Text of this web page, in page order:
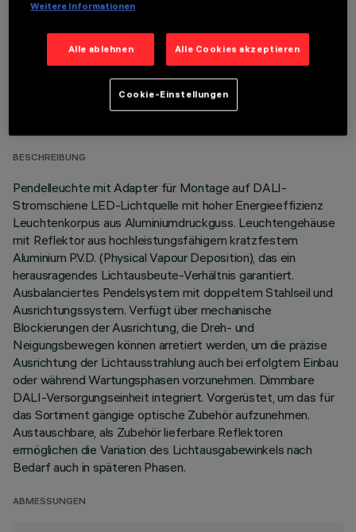
TECHNISCHE DATEN
BESCHREIBUNG
Pendelleuchte mit Adapter für Montage auf DALI-
Stromschiene LED-Lichtquelle mit hoher Energieeffizienz
Leuchtenkorpus aus Aluminiumdruckguss. Leuchtengehäuse
mit Reflektor aus hochleistungsfähigem kratzfestem
Aluminium P.V.D. (Physical Vapour Deposition), das ein
herausragendes Lichtausbeute-Verhältnis garantiert.
Ausbalanciertes Pendelsystem mit doppeltem Stahlseil und
Ausrichtungssystem. Verfügt über mechanische
Blockierungen der Ausrichtung, die Dreh- und
Neigungsbewegen können arretiert werden, um die präzise
Ausrichtung der Lichtausstrahlung auch bei erfolgtem Einbau
oder während Wartungsphasen vorzunehmen. Dimmbare
DALI-Versorgungseinheit integriert. Vorgerüstet, um das für
das Sortiment gängige optische Zubehör aufzunehmen.
Austauschbare, als Zubehör lieferbare Reflektoren
ermöglichen die Variation des Lichtausgabewinkels nach
Bedarf auch in späteren Phasen.
ABMESSUNGEN
Weitere Informationen
Alle ablehnen Alle Cookies akzeptieren
Cookie-Einstellungen